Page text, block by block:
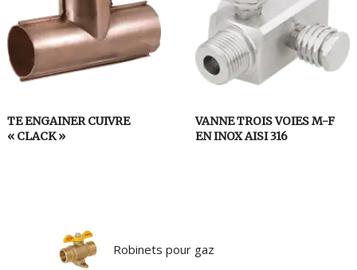
TE ENGAINER CUIVRE
« CLACK »
VANNE TROIS VOIES M-F
EN INOX AISI 316
Robinets pour gaz